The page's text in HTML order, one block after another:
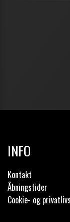
INFO
Kontakt
Åbningstider
Cookie- og